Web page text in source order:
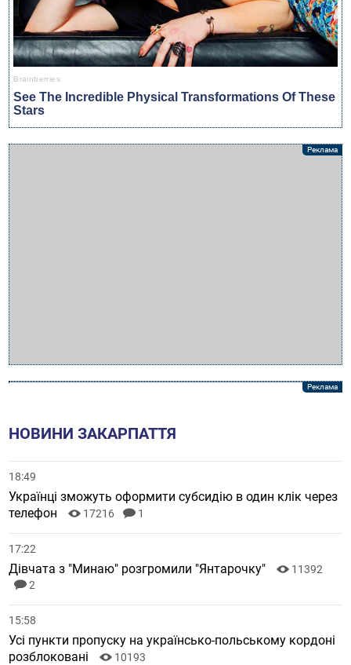
НОВИНИ ЗАКАРПАТТЯ
18:49
Українці зможуть оформити субсидію в один клік через
телефон
17216 1
17:22
Дівчата з "Минаю" розгромили "Янтарочку"
11392
2
15:58
Усі пункти пропуску на українсько-польському кордоні
розблоковані
10193